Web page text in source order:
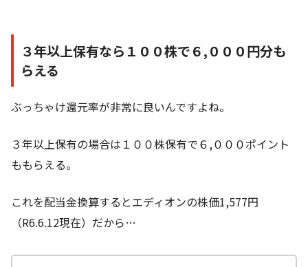
３年以上保有なら１００株で６,０００円分も
らえる
ぶっちゃけ還元率が非常に良いんですよね。
３年以上保有の場合は１００株保有で６,０００ポイント
ももらえる。
これを配当金換算するとエディオンの株価1,577円
（R6.6.12現在）だから…